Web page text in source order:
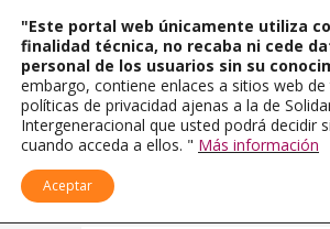
"Este portal web únicamente utiliza
finalidad técnica, no recaba ni cede
personal de los usuarios sin su
embargo, contiene enlaces a sitios web
políticas de privacidad ajenas a la de
Intergeneracional que usted podrá decidir
cuando acceda a ellos. " Más información
Aceptar